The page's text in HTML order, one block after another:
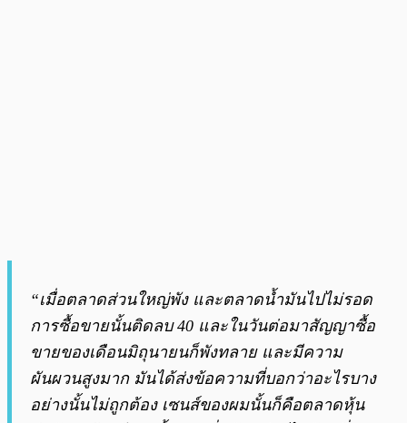
“เมื่อตลาดส่วนใหญ่พัง และตลาดน้ำมันไปไม่รอด
การซื้อขายนั้นติดลบ 40 และในวันต่อมาสัญญาซื้อ
ขายของเดือนมิถุนายนก็พังทลาย และมีความ
ผันผวนสูงมาก มันได้ส่งข้อความที่บอกว่าอะไรบาง
อย่างนั้นไม่ถูกต้อง เซนส์ของผมนั้นก็คือตลาดหุ้น